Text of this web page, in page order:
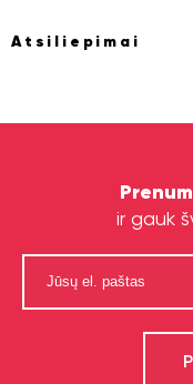
Atsiliepimai
ir gauk